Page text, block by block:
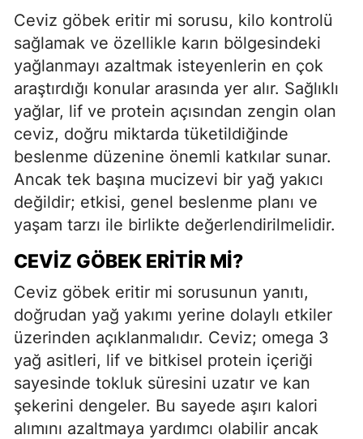
Ceviz göbek eritir mi sorusu, kilo kontrolü
sağlamak ve özellikle karın bölgesindeki
yağlanmayı azaltmak isteyenlerin en çok
araştırdığı konular arasında yer alır. Sağlıklı
yağlar, lif ve protein açısından zengin olan
ceviz, doğru miktarda tüketildiğinde
beslenme düzenine önemli katkılar sunar.
Ancak tek başına mucizevi bir yağ yakıcı
değildir; etkisi, genel beslenme planı ve
yaşam tarzı ile birlikte değerlendirilmelidir.
CEVIZ GÖBEK ERITIR MI?
Ceviz göbek eritir mi sorusunun yanıtı,
doğrudan yağ yakımı yerine dolaylı etkiler
üzerinden açıklanmalıdır. Ceviz; omega 3
yağ asitleri, lif ve bitkisel protein içeriği
sayesinde tokluk süresini uzatır ve kan
şekerini dengeler. Bu sayede aşırı kalori
alımını azaltmaya yardımcı olabilir ancak